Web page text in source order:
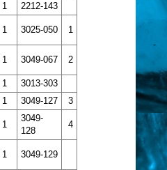
1 2212-143
1 3025-050 1
1 3049-067 2
1
3013-303
1 3049-127 3
1
3049-
128
4
1 3049-129